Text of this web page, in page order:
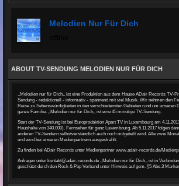
Melodien Nur Für Dich
ABOUT TV-SENDUNG MELODIEN NUR FÜR DICH
,,Melodien nur für Dich,, ist eine Produktion aus dem Hause ADair Records TV-
Sendung - redaktionell - informativ - spannend mit viel Musik. Wir nehmen den
Reise zu Sehenswürdigkeiten in den verschiedensten Gebieten rund um unseren
ganze Familie. ,,Melodien nur für Dich,, ist eine 45 minütige TV-Sendung.
Start der TV-Sendung ist bei Europrodaktion Apart TV in Luxembourg am
Haushalte von 340.000). Fernsehen für ganz Luxembourg. Ab 5.11.2017 folgen
anderen TV-Sendern selbstverständlich auch noch mitgeteilt wird. Alle zwei
und wird bei unseren Medienpartnern ausgestrahlt.
Zu finden bei ADair Records unter Medienpartnerwww.adair-records .de/
Anfragen unter kontakt@adair-records.de ,,Melodien nur für Dich,, ist in
geschützt durch den Rock & Pop Verband unter Hinweis auf gem. §5 Abs.3